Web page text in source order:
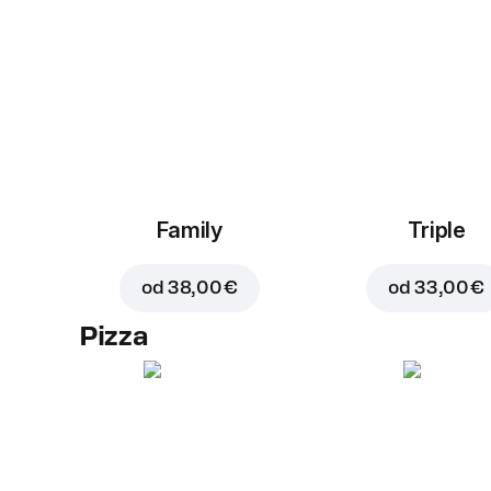
Family
od 38,00 €
Triple
od33,00 €
Pizza